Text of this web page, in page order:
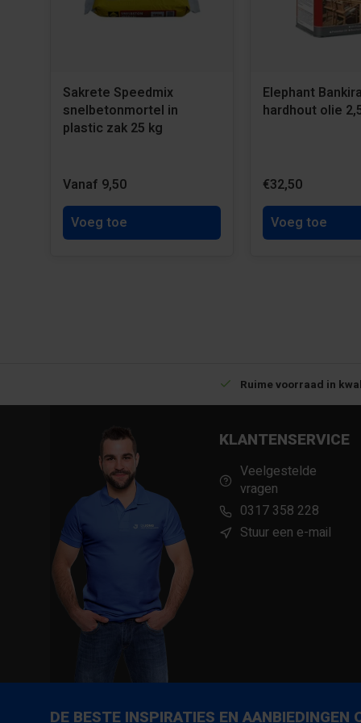
Sakrete Speedmix
snelbetonmortel in
plastic zak 25 kg
Vanaf 9,50
Voeg toe
Elephant
hardhout olie
€32,50
Voeg toe
Ruime voorraad in
KLANTENSERVICE
Veelgestelde
vragen
0317 358 228
Stuur een e-mail
DE BESTE INSPIRATIES EN AANBIEDINGEN